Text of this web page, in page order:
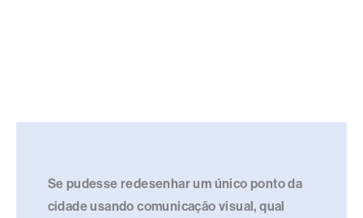
Se pudesse redesenhar um único ponto da
cidade usando comunicação visual, qual